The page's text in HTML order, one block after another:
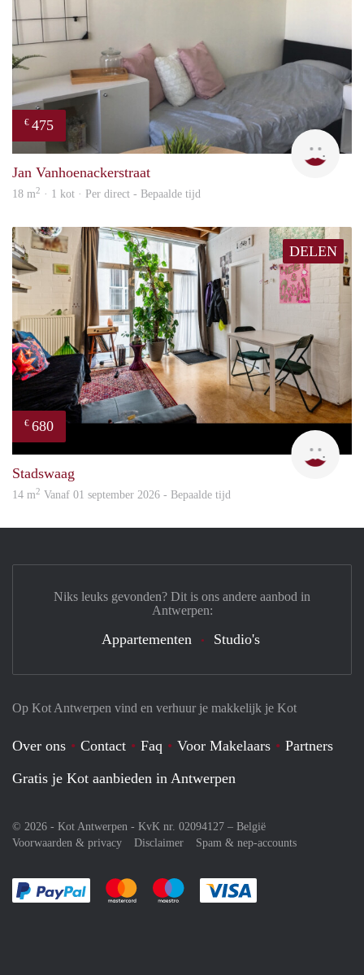
€ 475
Ann
Jan Vanhoenackerstraat
18 m2 · 1 kot · Per direct - Bepaalde tijd
DELEN
€ 680
Stadswaag
14 m2 Vanaf 01 september 2026 - Bepaalde tijd
Op Kot Antwerpen vind en verhuur je makkelijk je Kot
Over ons Contact Faq Voor Makelaars
Partners
Gratis je Kot aanbieden in Antwerpen
© 2026 - Kot Antwerpen - KvK nr. 02094127 – België
Voorwaarden & privacy
Disclaimer Spam & nep-accounts
Je rekent gemakkelijk af met Paypal
Je rekent gemakkelijk af met Mastercard
Je rekent gemakkelijk af met Meastro
Niks leuks gevonden? Dit is ons andere aanbod in
Antwerpen:
Appartementen Studio's